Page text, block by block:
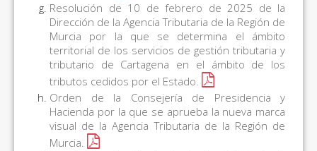
Resolución de 10 de febrero de 2025 de la
Dirección de la Agencia Tributaria de la Región de
Murcia por la que se determina el ámbito
territorial de los servicios de gestión tributaria y
tributario de Cartagena en el ámbito de los
tributos cedidos por el Estado.
Orden de la Consejería de Presidencia y
Hacienda por la que se aprueba la nueva marca
visual de la Agencia Tributaria de la Región de
Murcia.